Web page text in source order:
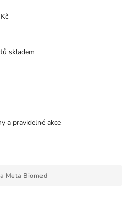
skladem
a pravidelné akce
Meta Biomed